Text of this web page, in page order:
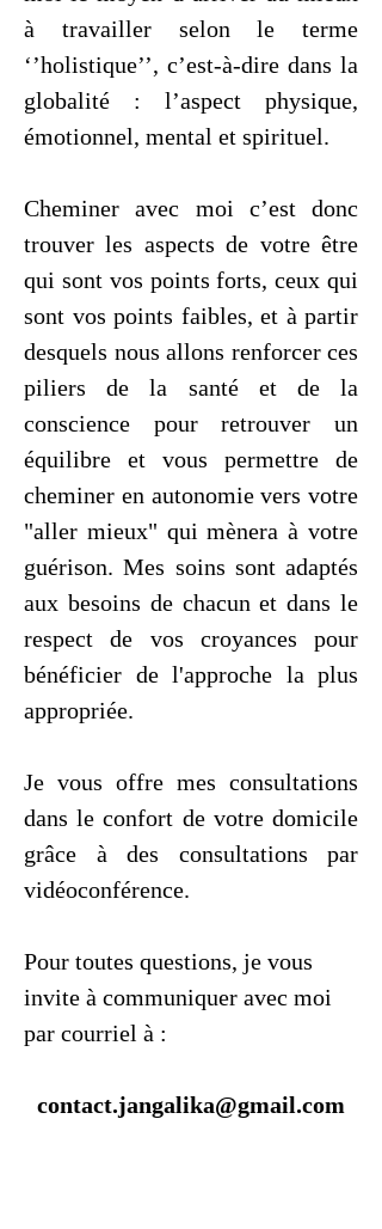
à travailler selon le terme
‘’holistique’’, c’est-à-dire dans la
globalité : l’aspect physique,
émotionnel, mental et spirituel.
Cheminer avec moi c’est donc
trouver les aspects de votre être
qui sont vos points forts, ceux qui
sont vos points faibles, et à partir
desquels nous allons renforcer ces
piliers de la santé et de la
conscience pour retrouver un
équilibre et vous permettre de
cheminer en autonomie vers votre
"aller mieux" qui mènera à votre
guérison. Mes soins sont adaptés
aux besoins de chacun et dans le
respect de vos croyances pour
bénéficier de l'approche la plus
appropriée.
Je vous offre mes consultations
dans le confort de votre domicile
grâce à des consultations par
vidéoconférence.
Pour toutes questions, je vous
invite à communiquer avec moi
par courriel à :
contact.jangalika@gmail.com